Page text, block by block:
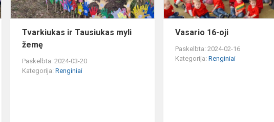
Tvarkiukas ir Tausiukas myli
žemę
Paskelbta: 2024-03-20
Kategorija:Renginiai
Vasario 16-oji
Paskelbta: 2024-02-16
Kategorija:Renginiai